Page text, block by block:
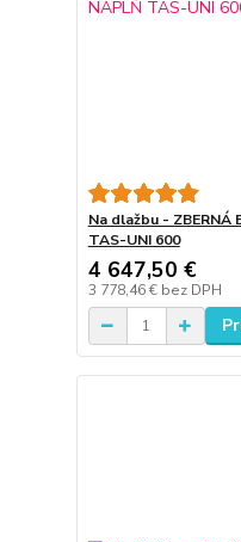
Na dlažbu - ZBERNÁ
TAS-UNI 600
4 647,50 €
3 778,46 € bez DPH